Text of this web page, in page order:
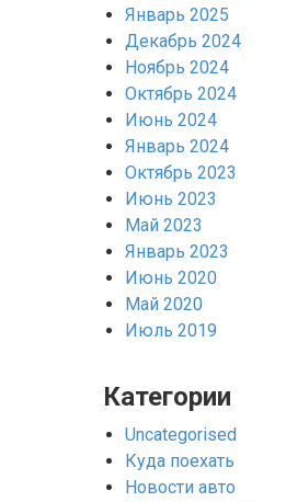
Январь 2025
Декабрь 2024
Ноябрь 2024
Октябрь 2024
Июнь 2024
Январь 2024
Октябрь 2023
Июнь 2023
Май 2023
Январь 2023
Июнь 2020
Май 2020
Июль 2019
Категории
Uncategorised
Куда поехать
Новости авто